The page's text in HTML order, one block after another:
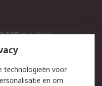
merken
technologieën voor
en om